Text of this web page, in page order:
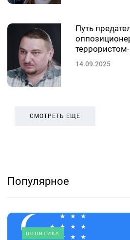
Путь
14.09.2025
СМОТРЕТЬ ЕЩЕ
Популярное
ПОЛИТИКА